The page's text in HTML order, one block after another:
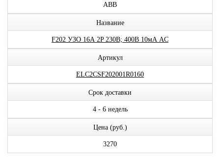
ABB
Название
F202 УЗО 16А 2P 230В; 400В 10мА AC
Артикул
ELC2CSF202001R0160
Срок доставки
4 - 6 недель
Цена (руб.)
3270